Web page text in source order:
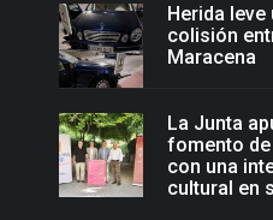
Herida leve
colisión
Maracena
La Junta
fomento de
con una
cultural en